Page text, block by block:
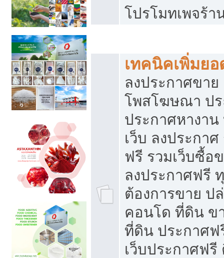
โปรโมทเพจร้า
เทคนิคเพิ่มย
ลงประกาศขา
โพสโฆษณา ป
ประกาศหางา
เว็บ ลงประกา
ฟรี รวมเว็บซื้อ
ลงประกาศฟรี
ต้องการขาย ป
คอนโด ที่ดิน ข
ที่ดิน ประกาศฟ
เว็บประกาศฟ